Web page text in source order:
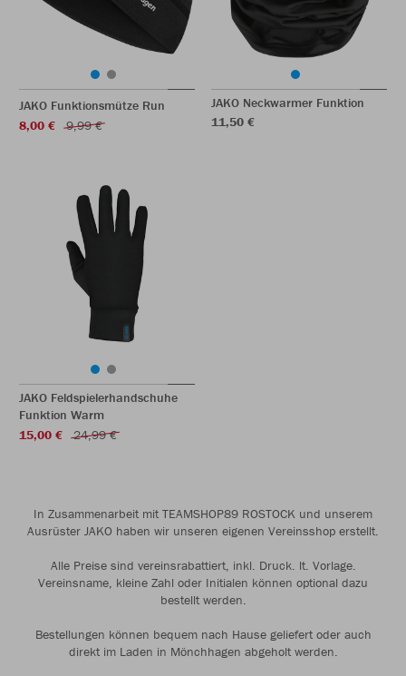
JAKO Funktionsmütze Run
8,00 €
9,99 €
JAKO Neckwarmer Funktion
11,50 €
JAKO Feldspielerhandschuhe
Funktion Warm
15,00 €
24,99 €
In Zusammenarbeit mit TEAMSHOP89 ROSTOCK und unserem
Ausrüster JAKO haben wir unseren eigenen Vereinsshop erstellt.
Alle Preise sind vereinsrabattiert, inkl. Druck. lt. Vorlage.
Vereinsname, kleine Zahl oder Initialen können optional dazu
bestellt werden.
Bestellungen können bequem nach Hause geliefert oder auch
direkt im Laden in Mönchhagen abgeholt werden.